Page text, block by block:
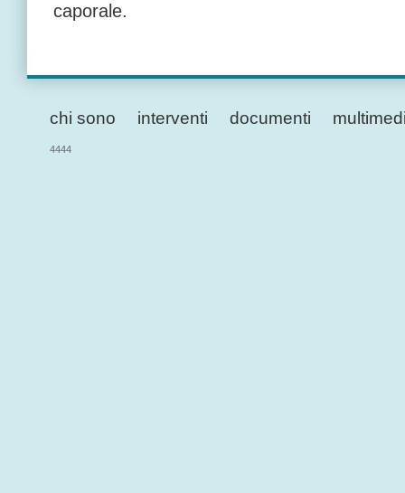
caporale.
chi sono interventi documenti
4444